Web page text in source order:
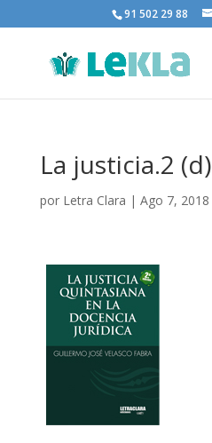
91 502 29 88
La justicia.2 (d)
por Letra Clara | Ago 7, 2018